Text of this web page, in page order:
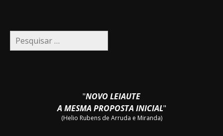
Pesquisar
por:
"NOVO LEIAUTE
A MESMA PROPOSTA INICIAL"
(Helio Rubens de Arruda e Miranda)